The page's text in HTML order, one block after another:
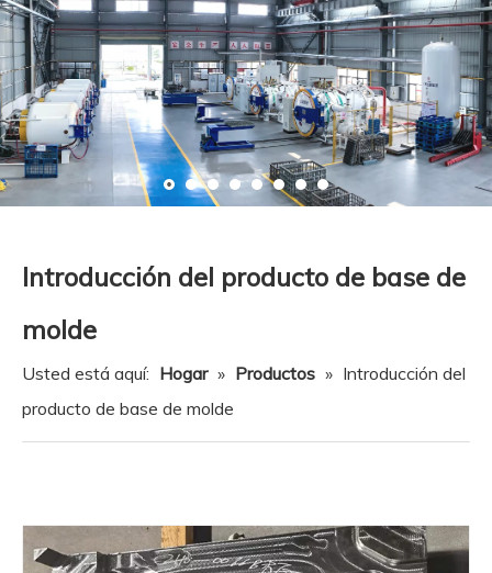
Productos
Solicitud
Capacidad
Sobre nosotros
Recurso
Contáctenos
Pусский
Introducción del producto de base de
molde
Usted está aquí: Hogar » Productos » Introducción del
producto de base de molde